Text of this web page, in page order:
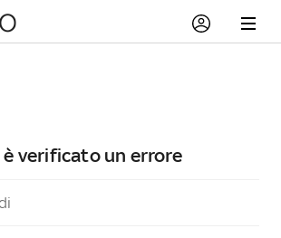
è verificato un errore